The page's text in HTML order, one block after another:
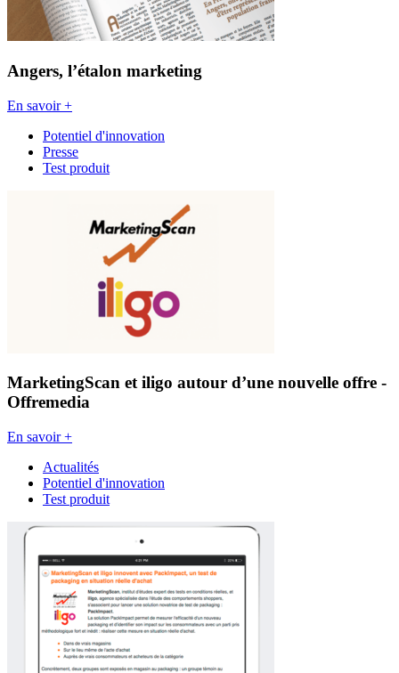
Angers, l’étalon marketing
En savoir +
Potentiel d'innovation
Presse
Test produit
MarketingScan et iligo autour d’une nouvelle offre -
Offremedia
En savoir +
Actualités
Potentiel d'innovation
Test produit